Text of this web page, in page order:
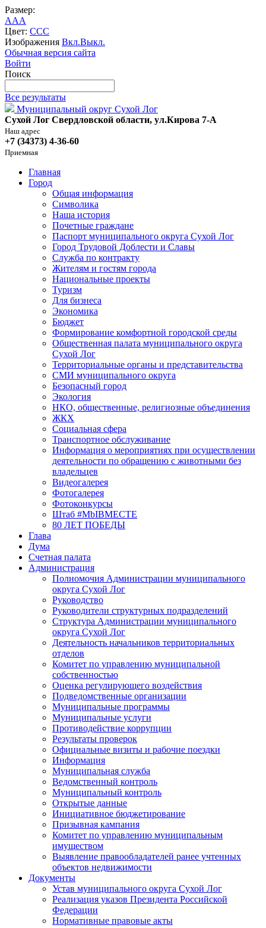
Размер:
AAA
Цвет: CCC
Изображения Вкл.Выкл.
Обычная версия сайта
Войти
Поиск
Все результаты
Муниципальный округ Сухой Лог
Сухой Лог Свердловской области, ул.Кирова 7-А
Наш адрес
+7 (34373) 4-36-60
Приемная
Главная
Город
Общая информация
Символика
Наша история
Почетные граждане
Паспорт муниципального округа Сухой Лог
Город Трудовой Доблести и Славы
Служба по контракту
Жителям и гостям города
Национальные проекты
Туризм
Для бизнеса
Экономика
Бюджет
Формирование комфортной городской среды
Общественная палата муниципального округа
Сухой Лог
Территориальные органы и представительства
СМИ муниципального округа
Безопасный город
Экология
НКО, общественные, религиозные объединения
ЖКХ
Социальная сфера
Транспортное обслуживание
Информация о мероприятиях при осуществлении
деятельности по обращению с животными без
владельцев
Видеогалерея
Фотогалерея
Фотоконкурсы
Штаб #MbIBMECTE
80 ЛЕТ ПОБЕДЫ
Глава
Дума
Счетная палата
Администрация
Полномочия Администрации муниципального
округа Сухой Лог
Руководство
Руководители структурных подразделений
Структура Администрации муниципального
округа Сухой Лог
Деятельность начальников территориальных
отделов
Комитет по управлению муниципальной
собственностью
Оценка регулирующего воздействия
Подведомственные организации
Муниципальные программы
Муниципальные услуги
Противодействие коррупции
Результаты проверок
Официальные визиты и рабочие поездки
Информация
Муниципальная служба
Ведомственный контроль
Муниципальный контроль
Открытые данные
Инициативное бюджетирование
Призывная кампания
Комитет по управлению муниципальным
имуществом
Выявление правообладателей ранее учтенных
объектов недвижимости
Документы
Устав муниципального округа Сухой Лог
Реализация указов Президента Российской
Федерации
Нормативные правовые акты